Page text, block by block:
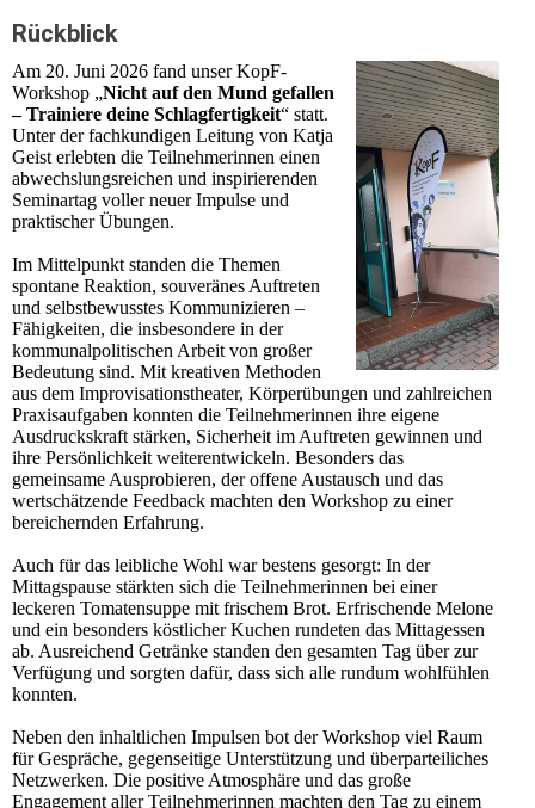
Rückblick
Am 20. Juni 2026 fand unser KopF-
Workshop „Nicht auf den Mund gefallen
– Trainiere deine Schlagfertigkeit“ statt.
Unter der fachkundigen Leitung von Katja
Geist erlebten die Teilnehmerinnen einen
abwechslungsreichen und inspirierenden
Seminartag voller neuer Impulse und
praktischer Übungen.
Im Mittelpunkt standen die Themen
spontane Reaktion, souveränes Auftreten
und selbstbewusstes Kommunizieren –
Fähigkeiten, die insbesondere in der
kommunalpolitischen Arbeit von großer
Bedeutung sind. Mit kreativen Methoden
aus dem Improvisationstheater, Körperübungen und zahlreichen
Praxisaufgaben konnten die Teilnehmerinnen ihre eigene
Ausdruckskraft stärken, Sicherheit im Auftreten gewinnen und
ihre Persönlichkeit weiterentwickeln. Besonders das
gemeinsame Ausprobieren, der offene Austausch und das
wertschätzende Feedback machten den Workshop zu einer
bereichernden Erfahrung.
Auch für das leibliche Wohl war bestens gesorgt: In der
Mittagspause stärkten sich die Teilnehmerinnen bei einer
leckeren Tomatensuppe mit frischem Brot. Erfrischende Melone
und ein besonders köstlicher Kuchen rundeten das Mittagessen
ab. Ausreichend Getränke standen den gesamten Tag über zur
Verfügung und sorgten dafür, dass sich alle rundum wohlfühlen
konnten.
Neben den inhaltlichen Impulsen bot der Workshop viel Raum
für Gespräche, gegenseitige Unterstützung und überparteiliches
Netzwerken. Die positive Atmosphäre und das große
Engagement aller Teilnehmerinnen machten den Tag zu einem